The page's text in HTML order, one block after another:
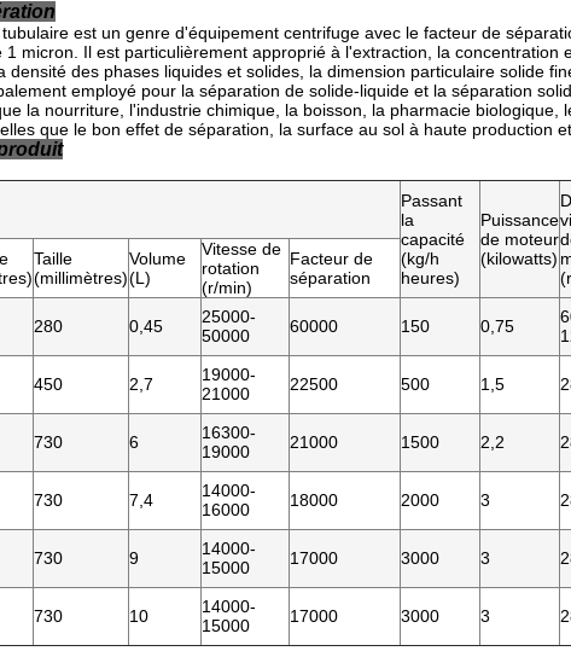
est un genre d'équipement centrifuge avec le facteur de
1 micron. Il est particulièrement approprié à l'extraction, la concentration
densité des phases liquides et solides, la dimension particulaire solide
employé pour la séparation de solide-liquide et la séparation
la nourriture, l'industrie chimique, la boisson, la pharmacie biologique,
que le bon effet de séparation, la surface au sol à haute production
Passant
la
capacité
(kg/h
heures)
Puissance
de moteur
(kilowatts)
Taille
(millimètres)
Volume
(L)
Vitesse de
rotation
(r/min)
Facteur de
séparation
280 0,45
25000-
50000
60000 150 0,75
450 2,7
19000-
21000
22500 500 1,5
730 6
16300-
19000
21000 1500 2,2
730 7,4
14000-
16000
18000 2000 3
730 9
14000-
15000
17000 3000 3
730 10
14000-
15000
17000 3000 3